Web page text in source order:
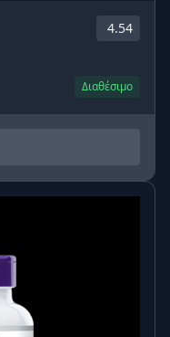
4.54
Διαθέσιμο